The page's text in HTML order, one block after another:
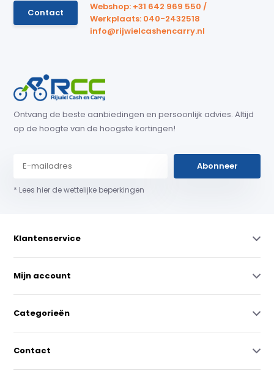
Contact
Webshop: +31 642 969 550 /
Werkplaats: 040-2432518
info@rijwielcashencarry.nl
Ontvang de beste aanbiedingen en persoonlijk advies. Altijd
op de hoogte van de hoogste kortingen!
Abonneer
* Lees hier de wettelijke beperkingen
Klantenservice
Mijn account
Categorieën
Contact